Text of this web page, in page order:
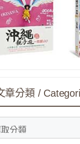
章分類 /